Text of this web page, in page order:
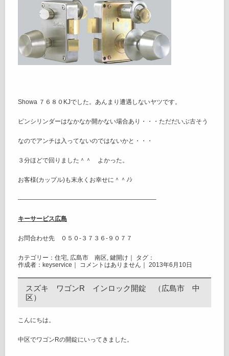
Showa ７６８０KJでした。あんまり遭遇しないヤツです。
ピンシリンダーはなかなか開かない場合あり・・・ただだいぶ古そう
なのでアンチは入ってないのではないかと・・・
３分ほどで回りました＾＾ よかった。
お客様(カップル)も末永くお幸せに＾＾ﾉｼ
——————————————————————–
キーサービス広島
お問合わせ先 ０５０-３７３６-９０７７
カテゴリー： 住宅, 広島市 南区, 鍵開け ｜ タグ：
作成者：keyservice｜ コメントはありません ｜ 2013年6月10日
スズキ ワゴンR インロック開錠 （広島市 中
区）
こんにちは。
中区でワゴンRの開錠にいってきました。